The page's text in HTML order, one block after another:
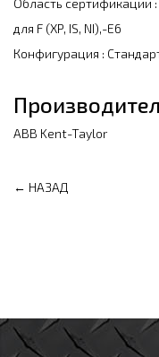
Область сертификации :
для F (XP, IS, NI),-E6
Конфигурация :
ABB Kent-Taylor
← НАЗАД